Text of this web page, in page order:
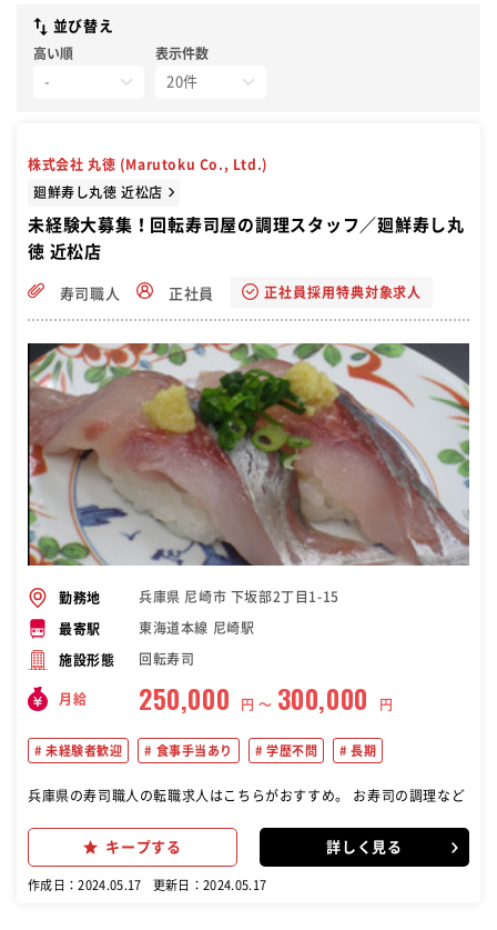
並び替え
高い順 表示件数
株式会社 丸徳 (Marutoku Co., Ltd.)
廻鮮寿し丸徳 近松店
未経験大募集！回転寿司屋の調理スタッフ／廻鮮寿し丸
徳 近松店
寿司職人 正社員 正社員採用特典対象求人
勤務地 兵庫県 尼崎市 下坂部2丁目1-15
最寄駅 東海道本線 尼崎駅
施設形態 回転寿司
月給 250,000 円 〜 300,000 円
未経験者歓迎 食事手当あり 学歴不問 長期
兵庫県の寿司職人の転職求人はこちらがおすすめ。 お寿司の調理など
キープする 詳しく見る
作成日：2024.05.17 更新日：2024.05.17